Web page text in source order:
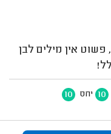
פשוט אין מילים לבן
10 יחס 10